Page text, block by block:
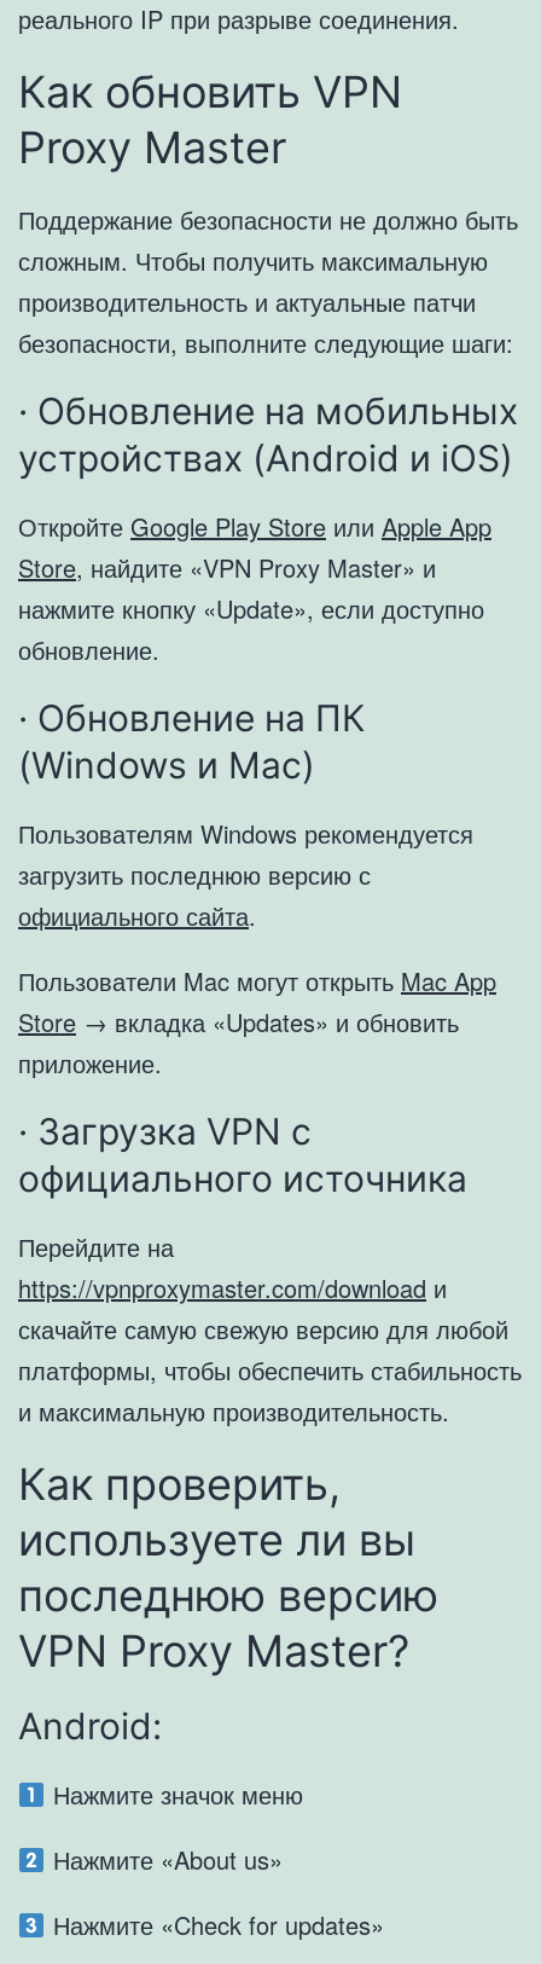
реального IP при разрыве соединения.
Как обновить VPN
Proxy Master
Поддержание безопасности не должно быть
сложным. Чтобы получить максимальную
производительность и актуальные патчи
безопасности, выполните следующие шаги:
· Обновление на мобильных
устройствах (Android и iOS)
Откройте Google Play Store или Apple App
Store, найдите «VPN Proxy Master» и
нажмите кнопку «Update», если доступно
обновление.
· Обновление на ПК
(Windows и Mac)
Пользователям Windows рекомендуется
загрузить последнюю версию с
официального сайта.
Пользователи Mac могут открыть Mac App
Store → вкладка «Updates» и обновить
приложение.
· Загрузка VPN с
официального источника
Перейдите на
https://vpnproxymaster.com/download и
скачайте самую свежую версию для любой
платформы, чтобы обеспечить стабильность
и максимальную производительность.
Как проверить,
используете ли вы
последнюю версию
VPN Proxy Master?
Android:
Нажмите значок меню
Нажмите «About us»
Нажмите «Check for updates»